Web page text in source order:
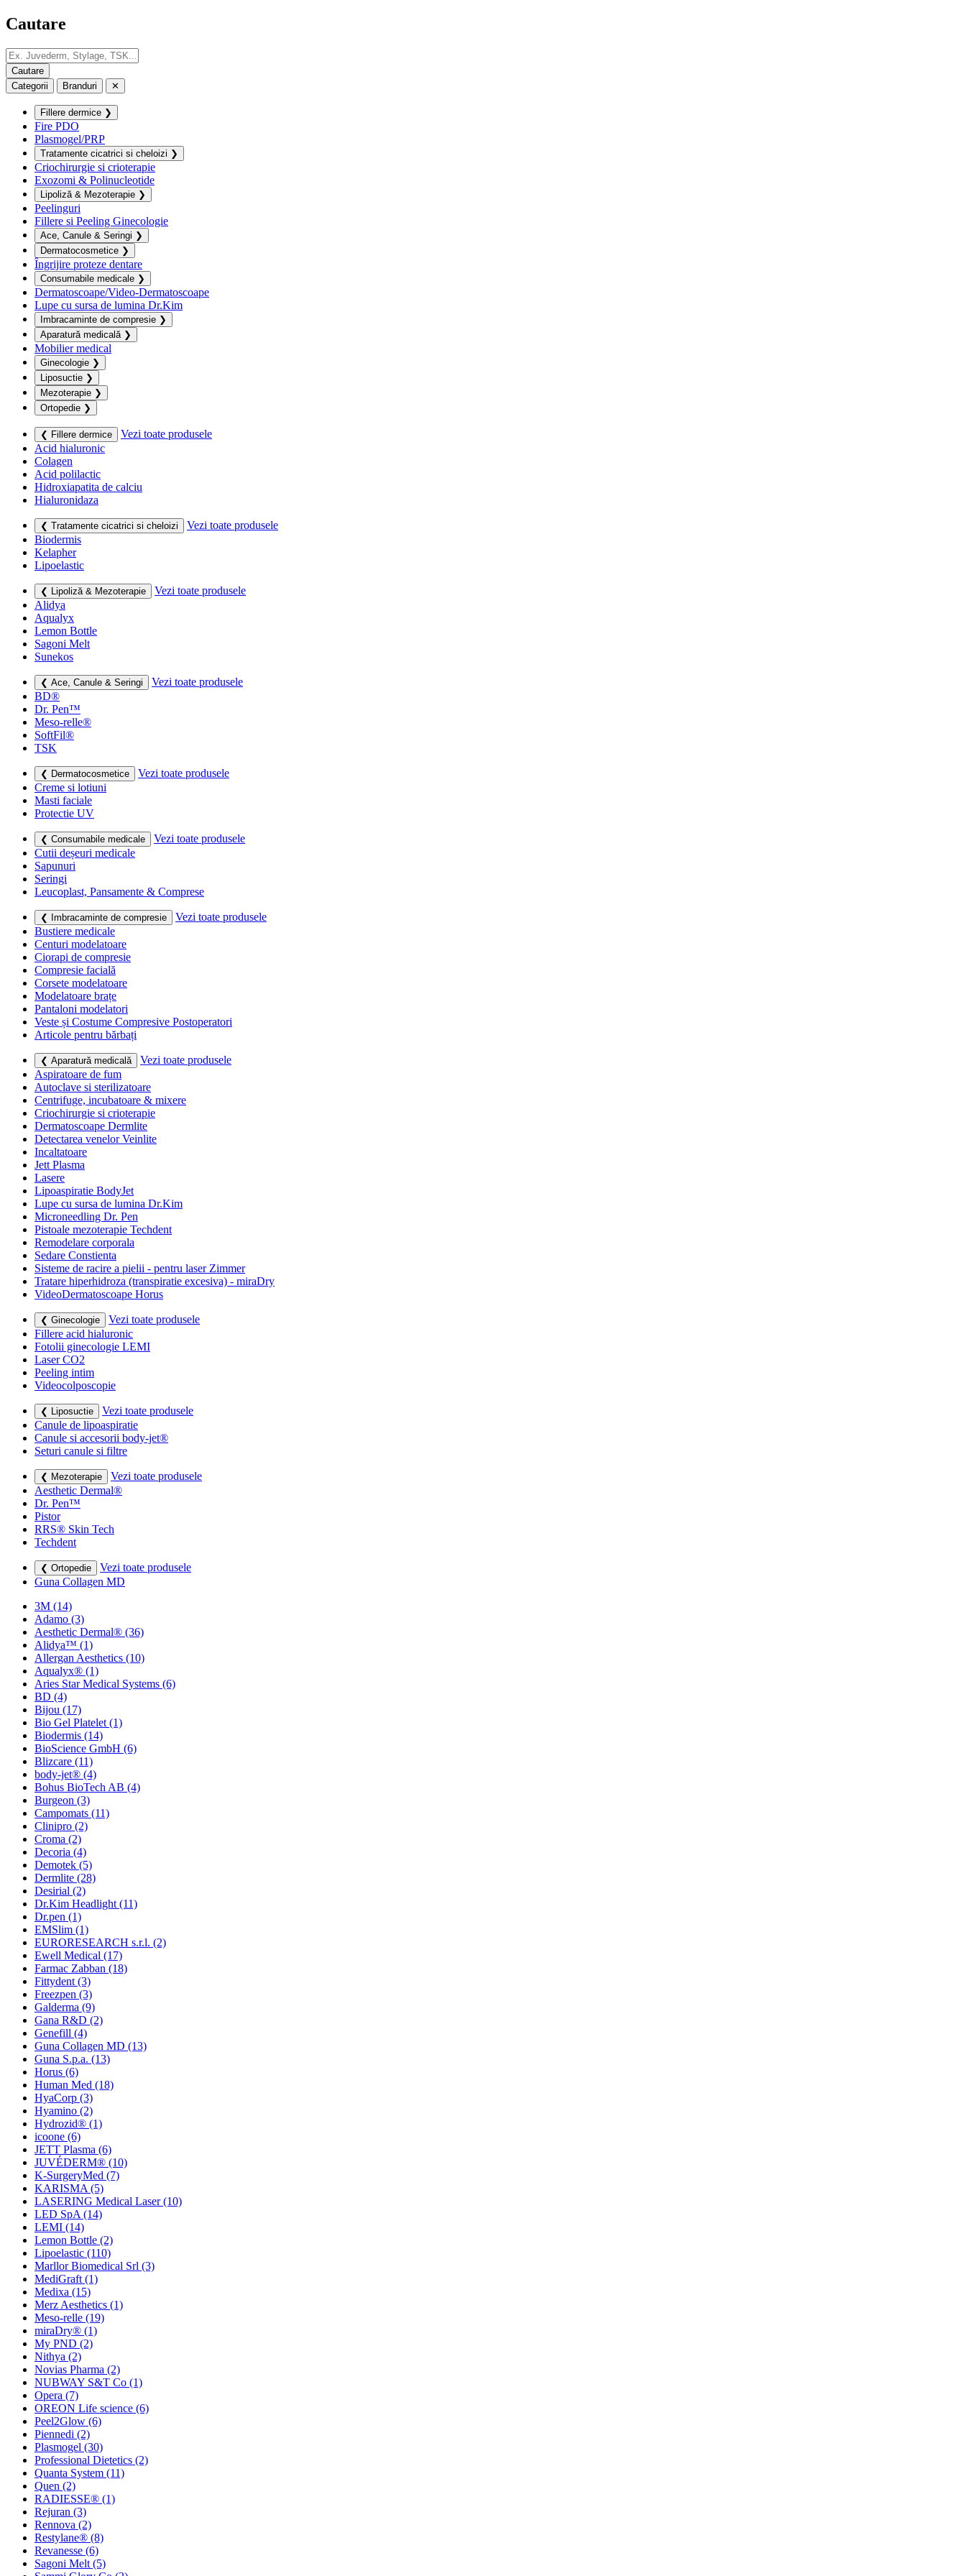
Cautare
Categorii Branduri ✕
Fillere dermice ❯
Fire PDO
Plasmogel/PRP
Tratamente cicatrici si cheloizi ❯
Criochirurgie si crioterapie
Exozomi & Polinucleotide
Lipoliză & Mezoterapie ❯
Peelinguri
Fillere si Peeling Ginecologie
Ace, Canule & Seringi ❯
Dermatocosmetice ❯
Îngrijire proteze dentare
Consumabile medicale ❯
Dermatoscoape/Video-Dermatoscoape
Lupe cu sursa de lumina Dr.Kim
Imbracaminte de compresie ❯
Aparatură medicală ❯
Mobilier medical
Ginecologie ❯
Liposuctie ❯
Mezoterapie ❯
Ortopedie ❯
❮ Fillere dermice
Vezi toate produsele
Acid hialuronic
Colagen
Acid polilactic
Hidroxiapatita de calciu
Hialuronidaza
❮ Tratamente cicatrici si cheloizi
Vezi toate produsele
Biodermis
Kelapher
Lipoelastic
❮ Lipoliză & Mezoterapie
Vezi toate produsele
Alidya
Aqualyx
Lemon Bottle
Sagoni Melt
Sunekos
❮ Ace, Canule & Seringi
Vezi toate produsele
BD®
Dr. Pen™
Meso-relle®
SoftFil®
TSK
❮ Dermatocosmetice
Vezi toate produsele
Creme si lotiuni
Masti faciale
Protectie UV
❮ Consumabile medicale
Vezi toate produsele
Cutii deșeuri medicale
Sapunuri
Seringi
Leucoplast, Pansamente & Comprese
❮ Imbracaminte de compresie
Vezi toate produsele
Bustiere medicale
Centuri modelatoare
Ciorapi de compresie
Compresie facială
Corsete modelatoare
Modelatoare brațe
Pantaloni modelatori
Veste și Costume Compresive Postoperatori
Articole pentru bărbați
❮ Aparatură medicală
Vezi toate produsele
Aspiratoare de fum
Autoclave si sterilizatoare
Centrifuge, incubatoare & mixere
Criochirurgie si crioterapie
Dermatoscoape Dermlite
Detectarea venelor Veinlite
Incaltatoare
Jett Plasma
Lasere
Lipoaspiratie BodyJet
Lupe cu sursa de lumina Dr.Kim
Microneedling Dr. Pen
Pistoale mezoterapie Techdent
Remodelare corporala
Sedare Constienta
Sisteme de racire a pielii - pentru laser Zimmer
Tratare hiperhidroza (transpiratie excesiva) - miraDry
VideoDermatoscoape Horus
❮ Ginecologie
Vezi toate produsele
Fillere acid hialuronic
Fotolii ginecologie LEMI
Laser CO2
Peeling intim
Videocolposcopie
❮ Liposuctie
Vezi toate produsele
Canule de lipoaspiratie
Canule si accesorii body-jet®
Seturi canule si filtre
❮ Mezoterapie
Vezi toate produsele
Aesthetic Dermal®
Dr. Pen™
Pistor
RRS® Skin Tech
Techdent
❮ Ortopedie
Vezi toate produsele
Guna Collagen MD
3M (14)
Adamo (3)
Aesthetic Dermal® (36)
Alidya™ (1)
Allergan Aesthetics (10)
Aqualyx® (1)
Aries Star Medical Systems (6)
BD (4)
Bijou (17)
Bio Gel Platelet (1)
Biodermis (14)
BioScience GmbH (6)
Blizcare (11)
body-jet® (4)
Bohus BioTech AB (4)
Burgeon (3)
Campomats (11)
Clinipro (2)
Croma (2)
Decoria (4)
Demotek (5)
Dermlite (28)
Desirial (2)
Dr.Kim Headlight (11)
Dr.pen (1)
EMSlim (1)
EURORESEARCH s.r.l. (2)
Ewell Medical (17)
Farmac Zabban (18)
Fittydent (3)
Freezpen (3)
Galderma (9)
Gana R&D (2)
Genefill (4)
Guna Collagen MD (13)
Guna S.p.a. (13)
Horus (6)
Human Med (18)
HyaCorp (3)
Hyamino (2)
Hydrozid® (1)
icoone (6)
JETT Plasma (6)
JUVÉDERM® (10)
K-SurgeryMed (7)
KARISMA (5)
LASERING Medical Laser(10)
LED SpA (14)
LEMI (14)
Lemon Bottle (2)
Lipoelastic (110)
Marllor Biomedical Srl (3)
MediGraft (1)
Medixa (15)
Merz Aesthetics (1)
Meso-relle (19)
miraDry® (1)
My PND (2)
Nithya (2)
Novias Pharma (2)
NUBWAY S&T Co (1)
Opera (7)
OREON Life science (6)
Peel2Glow (6)
Piennedi (2)
Plasmogel (30)
Professional Dietetics (2)
Quanta System (11)
Quen (2)
RADIESSE® (1)
Rejuran (3)
Rennova (2)
Restylane® (8)
Revanesse (6)
Sagoni Melt (5)